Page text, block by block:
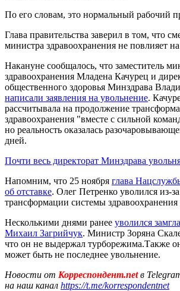
По его словам, это нормальный рабочий
Глава правительства заверил в том, что
министра здравоохранения не повлияет
Накануне сообщалось, что заместитель
здравоохранения Младена Качурец и
общественного здоровья Минздрава
написали заявления на увольнение.
рассчитывала на продолжение
здравоохранения "вместе с сильной
но реальность оказалась
дней.
Почти весь директорат Минздрава
Напомним, что 25 ноября глава
об отставке. Олег Петренко уволился из-
трансформации системы
Несколькими днями ранее уволился
Михаил Загрийчук. Министр Зоряна
что он не выдержал турборежима.Также
может быть не последнее увольнение.
Новости от Корреспондент.netв
на наш канал https://t.me/korrespondentnet